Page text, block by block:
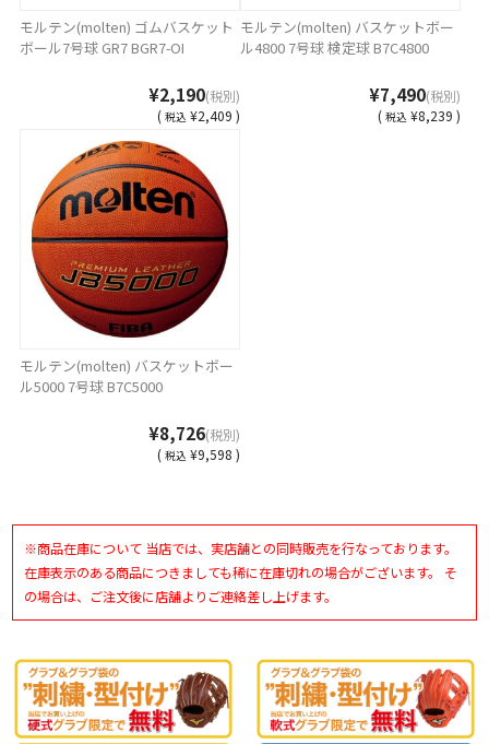
モルテン(molten) ゴムバスケット
ボール7号球 GR7 BGR7-OI
¥2,190(税別)
( 税込 ¥2,409 )
モルテン(molten) バスケットボー
ル4800 7号球 検定球 B7C4800
¥7,490(税別)
( 税込 ¥8,239 )
モルテン(molten) バスケットボー
ル5000 7号球 B7C5000
¥8,726(税別)
( 税込 ¥9,598 )
※商品在庫について 当店では、実店舗との同時販売を行なっております。
在庫表示のある商品につきましても稀に在庫切れの場合がございます。 そ
の場合は、ご注文後に店舗よりご連絡差し上げます。